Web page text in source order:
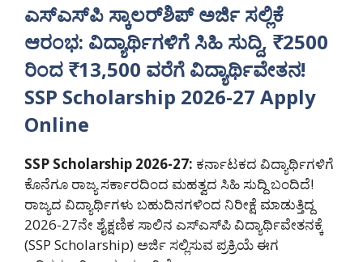
ಎಸ್ಎಸ್ಪಿ ಸ್ಕಾಲರ್ಶಿಪ್ ಅರ್ಜಿ ಸಲ್ಲಿಕೆ
ಆರಂಭ: ವಿದ್ಯಾರ್ಥಿಗಳಿಗೆ ಸಿಹಿ ಸುದ್ದಿ, ₹2500
ರಿಂದ ₹13,500 ವರೆಗೆ ವಿದ್ಯಾರ್ಥಿವೇತನ!
SSP Scholarship 2026-27 Apply
Online
SSP Scholarship 2026-27: ಕರ್ನಾಟಕದ ವಿದ್ಯಾರ್ಥಿಗಳಿಗೆ
ಕೊನೆಗೂ ರಾಜ್ಯ ಸರ್ಕಾರದಿಂದ ಮಹತ್ವದ ಸಿಹಿ ಸುದ್ದಿ ಬಂದಿದೆ!
ರಾಜ್ಯದ ವಿದ್ಯಾರ್ಥಿಗಳು ಬಹುದಿನಗಳಿಂದ ನಿರೀಕ್ಷೆ ಮಾಡುತ್ತಿದ್ದ
2026-27ನೇ ಶೈಕ್ಷಣಿಕ ಸಾಲಿನ ಎಸ್‌ಎಸ್‌ಪಿ ವಿದ್ಯಾರ್ಥಿವೇತನಕ್ಕೆ
(SSP Scholarship) ಅರ್ಜಿ ಸಲ್ಲಿಸುವ ಪ್ರಕ್ರಿಯೆ ಈಗ